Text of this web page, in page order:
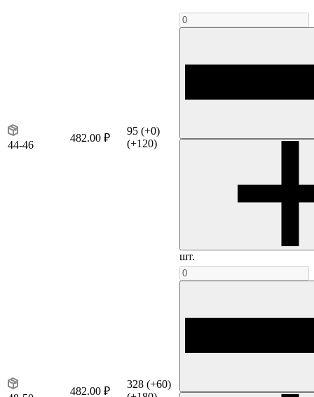
44-46
482.00 ₽
95 (+0)
(+120)
шт.
482.00 ₽
328 (+60)